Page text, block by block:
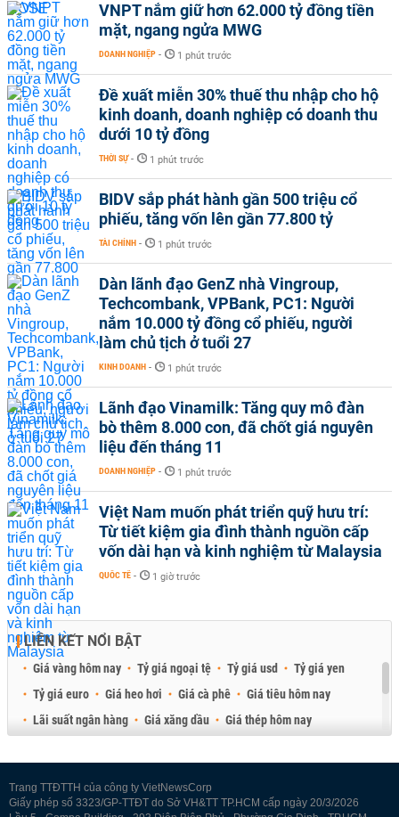
VNPT nắm giữ hơn 62.000 tỷ đồng tiền
mặt, ngang ngửa MWG
DOANH NGHIỆP - 1 phút trước
Đề xuất miễn 30% thuế thu nhập cho hộ
kinh doanh, doanh nghiệp có doanh thu
dưới 10 tỷ đồng
THỜI SỰ - 1 phút trước
BIDV sắp phát hành gần 500 triệu cổ
phiếu, tăng vốn lên gần 77.800 tỷ
TÀI CHÍNH - 1 phút trước
Dàn lãnh đạo GenZ nhà Vingroup,
Techcombank, VPBank, PC1: Người
nắm 10.000 tỷ đồng cổ phiếu, người
làm chủ tịch ở tuổi 27
KINH DOANH - 1 phút trước
Lãnh đạo Vinamilk: Tăng quy mô đàn
bò thêm 8.000 con, đã chốt giá nguyên
liệu đến tháng 11
DOANH NGHIỆP - 1 phút trước
Việt Nam muốn phát triển quỹ hưu trí:
Từ tiết kiệm gia đình thành nguồn cấp
vốn dài hạn và kinh nghiệm từ Malaysia
QUỐC TẾ - 1 giờ trước
LIÊN KẾT NỔI BẬT
Giá vàng hôm nay Tỷ giá ngoại tệ Tỷ giá usd
Tỷ giá yen
Tỷ giá euro
Giá heo hơi Giá cà phê
Giá tiêu hôm nay
Lãi suất ngân hàng
Giá xăng dầu
Giá thép hôm nay
Trang TTĐTTH của công ty VietNewsCorp
Giấy phép số 3323/GP-TTĐT do Sở VH&TT TP.HCM cấp ngày 20/3/2026